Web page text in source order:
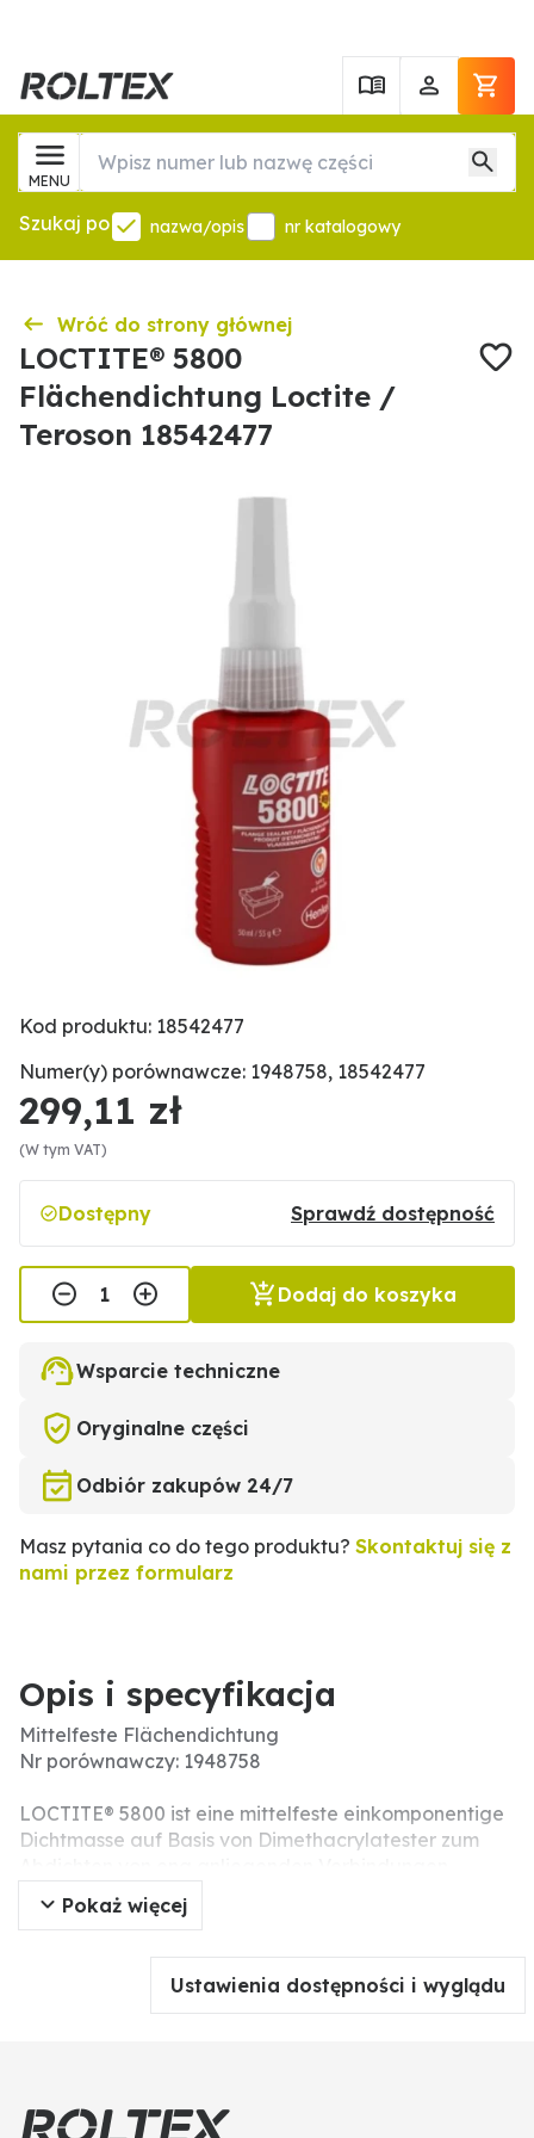
MENU
Szukaj po nazwa/opis nr katalogowy
Wróć do strony głównej
LOCTITE® 5800
Flächendichtung Loctite /
Teroson 18542477
Kod produktu: 18542477
Numer(y) porównawcze: 1948758, 18542477
299,11 zł
(W tym VAT)
Dostępny Sprawdź dostępność
Dodaj do koszyka
Wsparcie techniczne
Oryginalne części
Odbiór zakupów 24/7
Masz pytania co do tego produktu? Skontaktuj się z
nami przez formularz
Opis i specyfikacja
Mittelfeste Flächendichtung
Nr porównawczy: 1948758
LOCTITE® 5800 ist eine mittelfeste einkomponentige
Dichtmasse auf Basis von Dimethacrylatester zum
zwischen verwindungssteifen metallischen Dicht- und
Flanschflächen, häufig in Getriebe- und
Licht ist die Qualitätskontrolle einfach. Unmittelbar
nach der Montage ist eine sofortige Dichtwirkung
Produkts nach dem Auftrag wird reduziert. Das
Produkt härtet bei Raumtemperatur unter
Pokaż więcej
Ustawienia dostępności i wyglądu